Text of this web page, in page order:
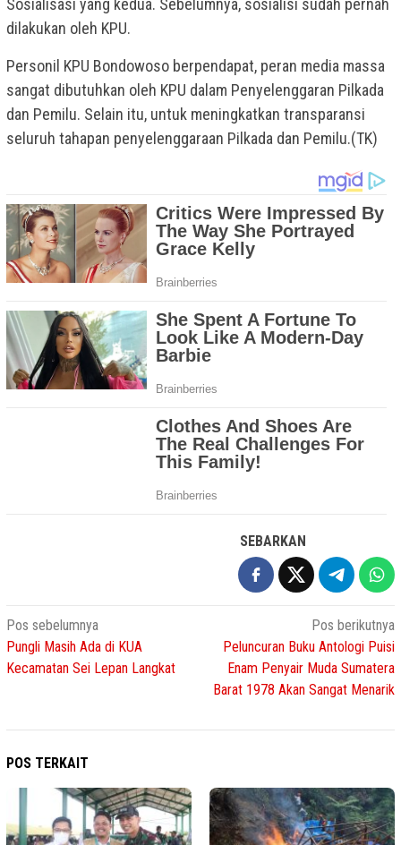
dilakukan oleh KPU.
Personil KPU Bondowoso berpendapat, peran media massa
sangat dibutuhkan oleh KPU dalam Penyelenggaran Pilkada
dan Pemilu. Selain itu, untuk meningkatkan transparansi
seluruh tahapan penyelenggaraan Pilkada dan Pemilu.(TK)
SEBARKAN
Navigasi
pos
Pos sebelumnya
Pungli Masih Ada di KUA
Kecamatan Sei Lepan Langkat
Pos berikutnya
Peluncuran Buku Antologi Puisi
Enam Penyair Muda Sumatera
Barat 1978 Akan Sangat Menarik
POS TERKAIT